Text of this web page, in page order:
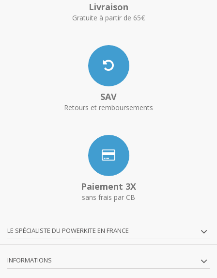
Livraison
Gratuite à partir de 65€
SAV
Retours et remboursements
Paiement 3X
sans frais par CB
LE SPÉCIALISTE DU POWERKITE EN FRANCE
INFORMATIONS